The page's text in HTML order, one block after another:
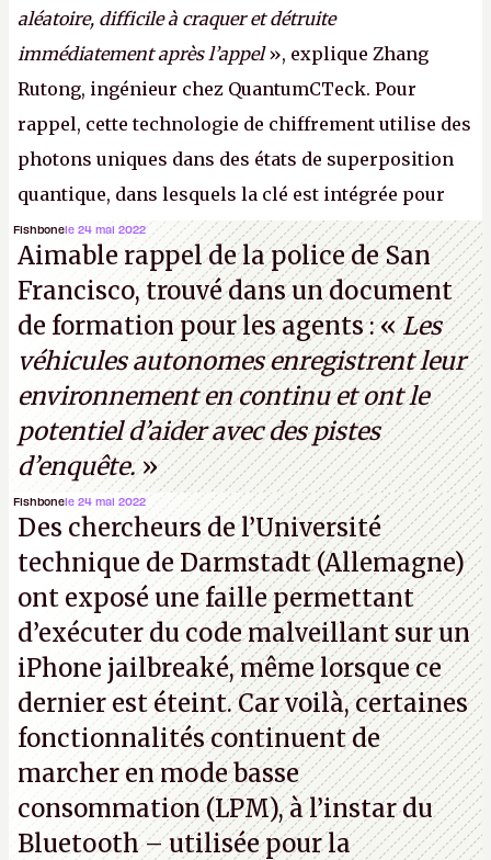
aléatoire, difficile à craquer et détruite
immédiatement après l’appel», explique Zhang
Rutong, ingénieur chez QuantumCTeck. Pour
rappel, cette technologie de chiffrement utilise des
photons uniques dans des états de superposition
quantique, dans lesquels la clé est intégrée pour
garantir une sécurité inconditionnelle entre des
parties distantes. Vous ne comprenez rien ? C’est
normal, ça fait toujours ça avec le quantique.
(Crédit photo : China Telecom)
Fishbonele 24 mai 2022
Aimable rappel de la police de San
Francisco, trouvé dans un document
de formation pour les agents : «Les
véhicules autonomes enregistrent leur
environnement en continu et ont le
potentiel d’aider avec des pistes
d’enquête.»
Fishbonele 24 mai 2022
Des chercheurs de l’Université
technique de Darmstadt (Allemagne)
ont exposé une faille permettant
d’exécuter du code malveillant sur un
iPhone jailbreaké, même lorsque ce
dernier est éteint. Car voilà, certaines
fonctionnalités continuent de
marcher en mode basse
consommation (LPM), à l’instar du
Bluetooth – utilisée pour la